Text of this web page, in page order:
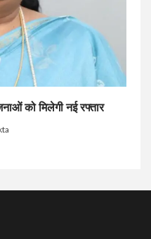
को मिलेगी नई रफ्तार